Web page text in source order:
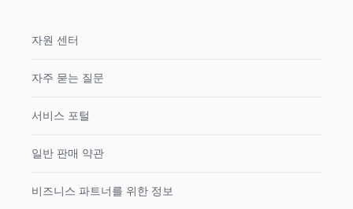
자원 센터
자주 묻는 질문
서비스 포털
일반 판매 약관
비즈니스 파트너를 위한 정보